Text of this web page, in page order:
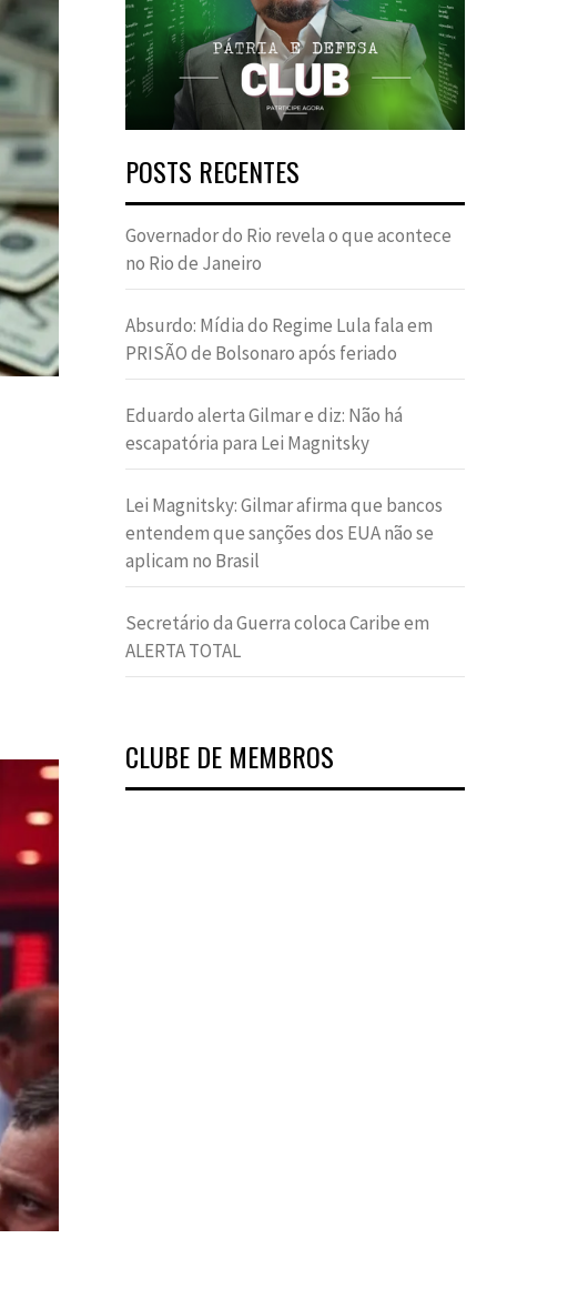
POSTS RECENTES
Governador do Rio revela o que acontece
no Rio de Janeiro
Absurdo: Mídia do Regime Lula fala em
PRISÃO de Bolsonaro após feriado
Eduardo alerta Gilmar e diz: Não há
escapatória para Lei Magnitsky
Lei Magnitsky: Gilmar afirma que bancos
entendem que sanções dos EUA não se
aplicam no Brasil
Secretário da Guerra coloca Caribe em
ALERTA TOTAL
CLUBE DE MEMBROS